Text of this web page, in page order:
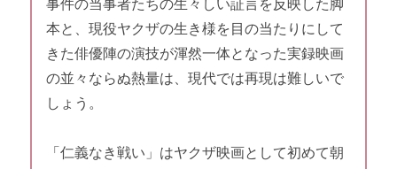
事件の当事者たちの生々しい証言を反映した脚
本と、現役ヤクザの生き様を目の当たりにして
きた俳優陣の演技が渾然一体となった実録映画
の並々ならぬ熱量は、現代では再現は難しいで
しょう。
「仁義なき戦い」はヤクザ映画として初めて朝